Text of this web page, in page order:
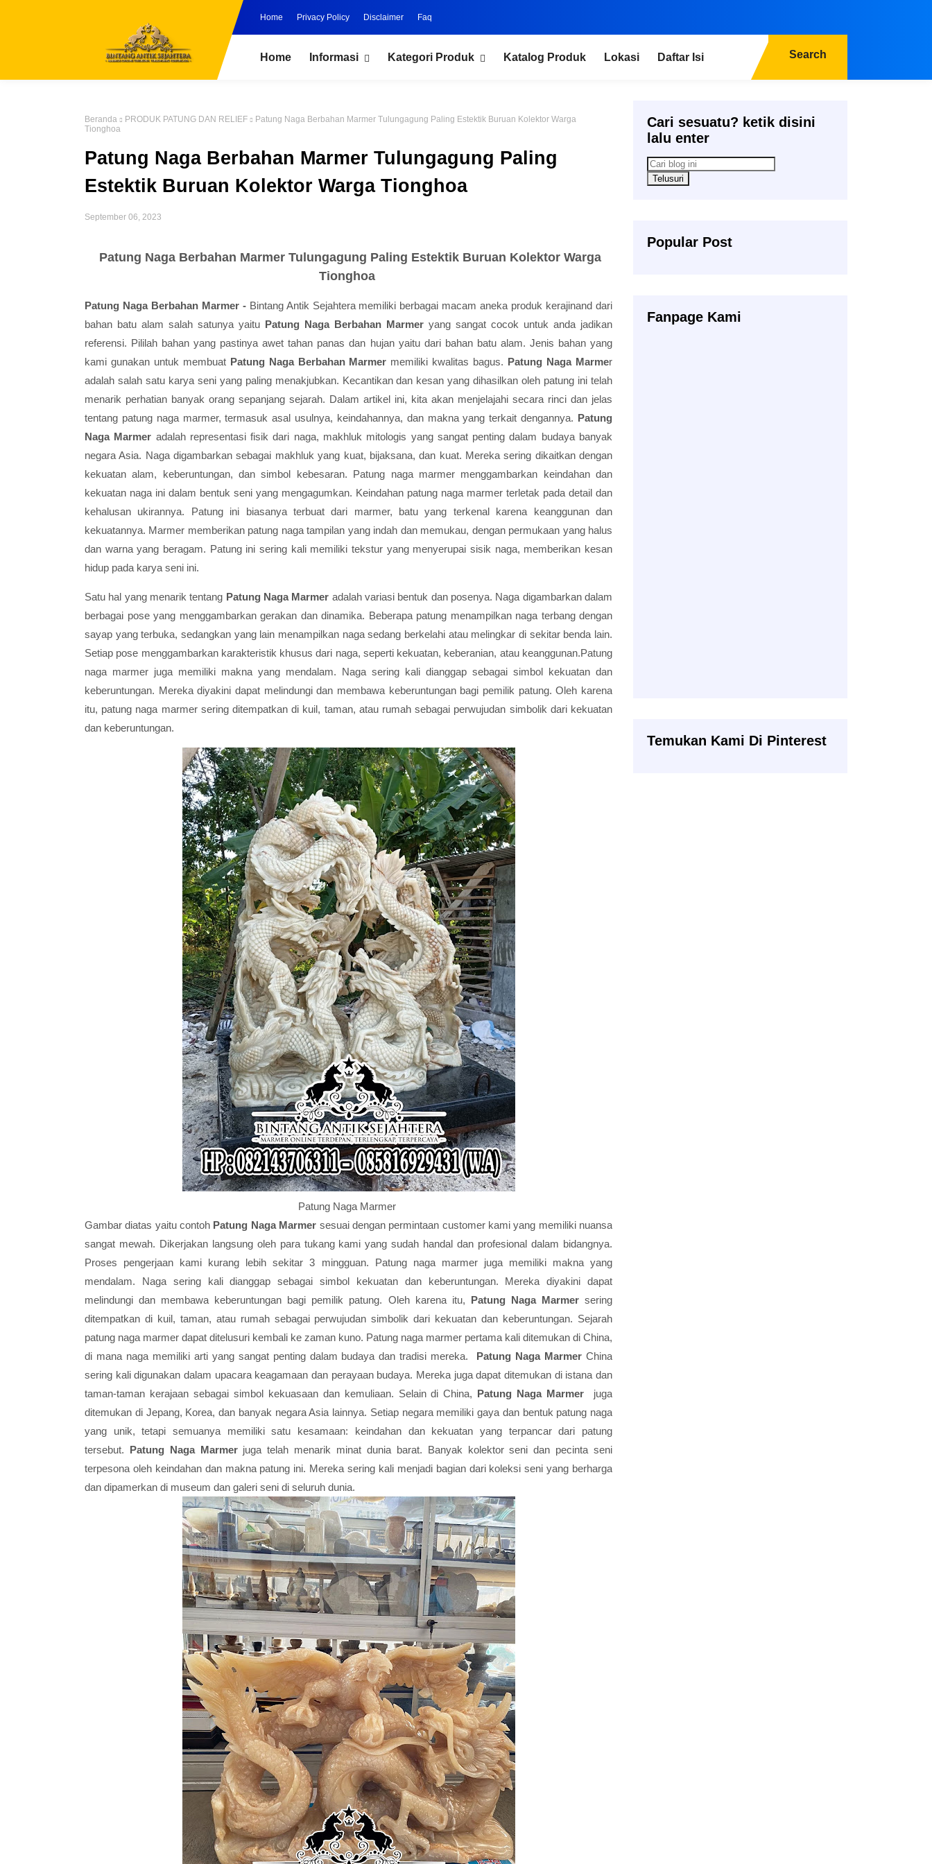
Home Privacy Policy Disclaimer Faq
Home Informasi Kategori Produk Katalog Produk Lokasi Daftar Isi Search
Beranda PRODUK PATUNG DAN RELIEF
Patung Naga Berbahan Marmer Tulungagung Paling Estektik Buruan Kolektor Warga
Tionghoa
Patung Naga Berbahan Marmer Tulungagung Paling
Estektik Buruan Kolektor Warga Tionghoa
September 06, 2023
Patung Naga Berbahan Marmer Tulungagung Paling Estektik Buruan Kolektor Warga
Tionghoa
Patung Naga Berbahan Marmer - Bintang Antik Sejahtera memiliki berbagai macam aneka produk kerajinand dari
bahan batu alam salah satunya yaitu Patung Naga Berbahan Marmer yang sangat cocok untuk anda jadikan
referensi. Pililah bahan yang pastinya awet tahan panas dan hujan yaitu dari bahan batu alam. Jenis bahan yang
kami gunakan untuk membuat Patung Naga Berbahan Marmer memiliki kwalitas bagus. Patung Naga Marmer
adalah salah satu karya seni yang paling menakjubkan. Kecantikan dan kesan yang dihasilkan oleh patung ini telah
menarik perhatian banyak orang sepanjang sejarah. Dalam artikel ini, kita akan menjelajahi secara rinci dan jelas
tentang patung naga marmer, termasuk asal usulnya, keindahannya, dan makna yang terkait dengannya. Patung
Naga Marmer adalah representasi fisik dari naga, makhluk mitologis yang sangat penting dalam budaya banyak
negara Asia. Naga digambarkan sebagai makhluk yang kuat, bijaksana, dan kuat. Mereka sering dikaitkan dengan
kekuatan alam, keberuntungan, dan simbol kebesaran. Patung naga marmer menggambarkan keindahan dan
kekuatan naga ini dalam bentuk seni yang mengagumkan. Keindahan patung naga marmer terletak pada detail dan
kehalusan ukirannya. Patung ini biasanya terbuat dari marmer, batu yang terkenal karena keanggunan dan
kekuatannya. Marmer memberikan patung naga tampilan yang indah dan memukau, dengan permukaan yang halus
dan warna yang beragam. Patung ini sering kali memiliki tekstur yang menyerupai sisik naga, memberikan kesan
hidup pada karya seni ini.
Satu hal yang menarik tentang Patung Naga Marmer adalah variasi bentuk dan posenya. Naga digambarkan dalam
berbagai pose yang menggambarkan gerakan dan dinamika. Beberapa patung menampilkan naga terbang dengan
sayap yang terbuka, sedangkan yang lain menampilkan naga sedang berkelahi atau melingkar di sekitar benda lain.
Setiap pose menggambarkan karakteristik khusus dari naga, seperti kekuatan, keberanian, atau keanggunan.Patung
naga marmer juga memiliki makna yang mendalam. Naga sering kali dianggap sebagai simbol kekuatan dan
keberuntungan. Mereka diyakini dapat melindungi dan membawa keberuntungan bagi pemilik patung. Oleh karena
itu, patung naga marmer sering ditempatkan di kuil, taman, atau rumah sebagai perwujudan simbolik dari kekuatan
dan keberuntungan.
Patung Naga Marmer
Gambar diatas yaitu contoh Patung Naga Marmer sesuai dengan permintaan customer kami yang memiliki nuansa
sangat mewah. Dikerjakan langsung oleh para tukang kami yang sudah handal dan profesional dalam bidangnya.
Proses pengerjaan kami kurang lebih sekitar 3 mingguan. Patung naga marmer juga memiliki makna yang
mendalam. Naga sering kali dianggap sebagai simbol kekuatan dan keberuntungan. Mereka diyakini dapat
melindungi dan membawa keberuntungan bagi pemilik patung. Oleh karena itu, Patung Naga Marmersering
ditempatkan di kuil, taman, atau rumah sebagai perwujudan simbolik dari kekuatan dan keberuntungan. Sejarah
patung naga marmer dapat ditelusuri kembali ke zaman kuno. Patung naga marmer pertama kali ditemukan di China,
di mana naga memiliki arti yang sangat penting dalam budaya dan tradisi mereka. Patung Naga Marmer China
sering kali digunakan dalam upacara keagamaan dan perayaan budaya. Mereka juga dapat ditemukan di istana dan
taman-taman kerajaan sebagai simbol kekuasaan dan kemuliaan. Selain di China, Patung Naga Marmer juga
ditemukan di Jepang, Korea, dan banyak negara Asia lainnya. Setiap negara memiliki gaya dan bentuk patung naga
yang unik, tetapi semuanya memiliki satu kesamaan: keindahan dan kekuatan yang terpancar dari patung
tersebut. Patung Naga Marmerjuga telah menarik minat dunia barat. Banyak kolektor seni dan pecinta seni
terpesona oleh keindahan dan makna patung ini. Mereka sering kali menjadi bagian dari koleksi seni yang berharga
dan dipamerkan di museum dan galeri seni di seluruh dunia.
Cari sesuatu? ketik disini
lalu enter
Popular Post
Fanpage Kami
Temukan Kami Di Pinterest